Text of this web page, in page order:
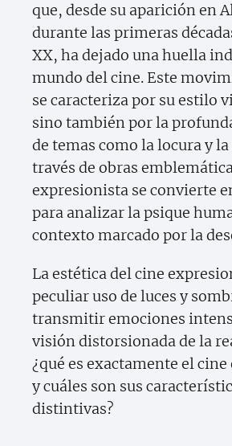
que, desde su aparición en
durante las primeras
XX, ha dejado una huella
mundo del cine. Este
se caracteriza por su estilo
sino también por la
de temas como la locura y
través de obras
expresionista se convierte
para analizar la psique
contexto marcado por la
La estética del cine
peculiar uso de luces y
transmitir emociones
visión distorsionada de la
¿qué es exactamente el
y cuáles son sus
distintivas?